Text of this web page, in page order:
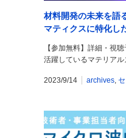
材料開発の未来を語
マティクスに特化し
【参加無料】詳細・視
活躍しているマテリア
2023/9/14 archives,